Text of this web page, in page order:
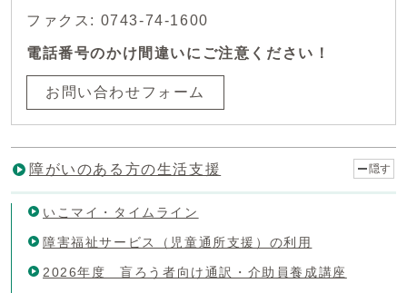
ファクス: 0743-74-1600
電話番号のかけ間違いにご注意ください！
お問い合わせフォーム
障がいのある方の生活支援 隠す
いこマイ・タイムライン
障害福祉サービス（児童通所支援）の利用
2026年度 盲ろう者向け通訳・介助員養成講座